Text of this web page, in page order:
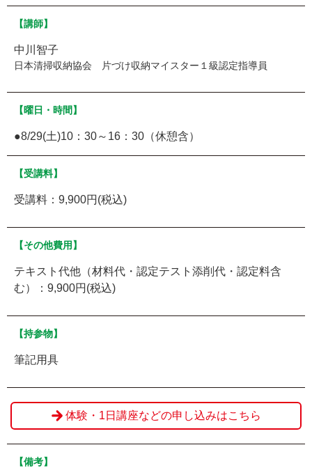
【講師】
中川智子
日本清掃収納協会 片づけ収納マイスター１級認定指導員
【曜日・時間】
●8/29(土)10：30～16：30（休憩含）
【受講料】
受講料：9,900円(税込)
【その他費用】
テキスト代他（材料代・認定テスト添削代・認定料含
む）：9,900円(税込)
【持参物】
筆記用具
体験・1日講座などの申し込みはこちら
【備考】